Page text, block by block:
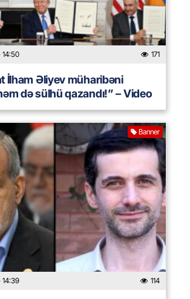
14:50 171
İlham Əliyev müharibəni
də sülhü qazandı!” – Video
Banner
14:39 114